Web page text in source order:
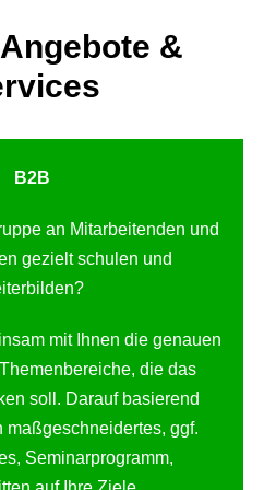
&
B2B
an Mitarbeitenden und
gezielt schulen und
mit Ihnen die genauen
die das
soll. Darauf basierend
maßgeschneidertes, ggf.
Seminarprogramm,